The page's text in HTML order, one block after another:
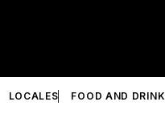
LOCALES FOOD AND DRINK